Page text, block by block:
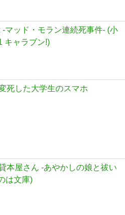
マッド・モラン連続死事件- (小
キャラブン!)
死した大学生のスマホ
本屋さん -あやかしの娘と祓い
は文庫)